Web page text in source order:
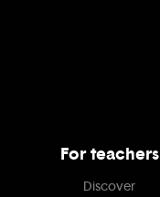
For teachers
Discover